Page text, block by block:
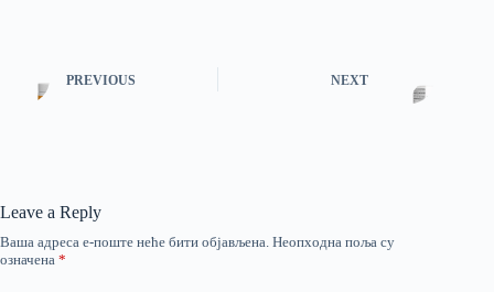
PREVIOUS NEXT
Leave a Reply
Ваша адреса е-поште неће бити објављена. Неопходна поља су
означена *